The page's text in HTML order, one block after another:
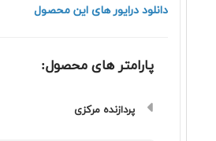
دانلود درایور های این محصول
پارامتر های محصول:
پردازنده مرکزی